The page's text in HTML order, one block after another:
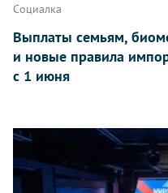
Социалка
Выплаты семьям,
и новые правила
с 1 июня